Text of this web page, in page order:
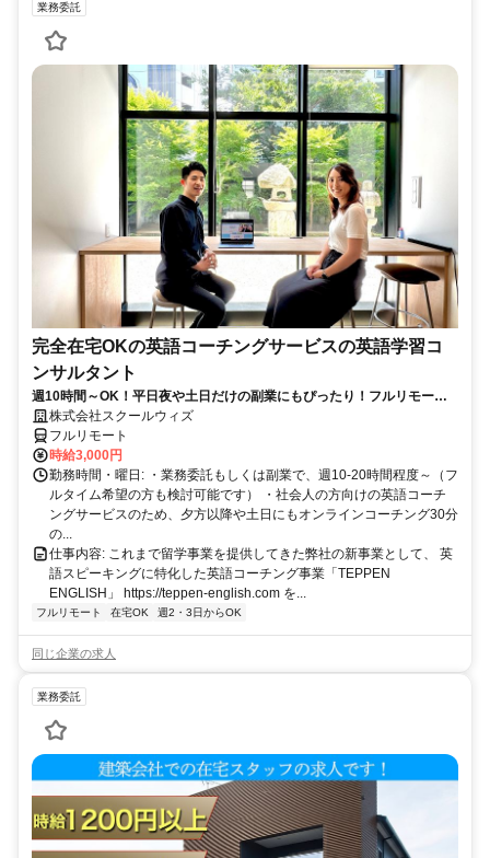
業務委託
完全在宅OKの英語コーチングサービスの英語学習コ
ンサルタント
週10時間～OK！平日夜や土日だけの副業にもぴったり！フルリモート
OKなので世界のどこからでも働けます！
株式会社スクールウィズ
フルリモート
時給3,000円
勤務時間・曜日: ・業務委託もしくは副業で、週10-20時間程度～（フ
ルタイム希望の方も検討可能です） ・社会人の方向けの英語コーチ
ングサービスのため、夕方以降や土日にもオンラインコーチング30分
の...
仕事内容: これまで留学事業を提供してきた弊社の新事業として、 英
語スピーキングに特化した英語コーチング事業「TEPPEN
ENGLISH」 https://teppen-english.com を...
フルリモート 在宅OK 週2・3日からOK
同じ企業の求人
業務委託